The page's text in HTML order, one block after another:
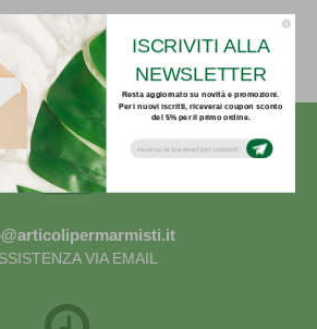
ISCRIVITI ALLA
NEWSLETTER
Resta aggiornato su novità e promozioni.
Per i nuovi iscritti, riceverai coupon sconto
del 5% per il primo ordine.
Indietro
VIA EMAIL